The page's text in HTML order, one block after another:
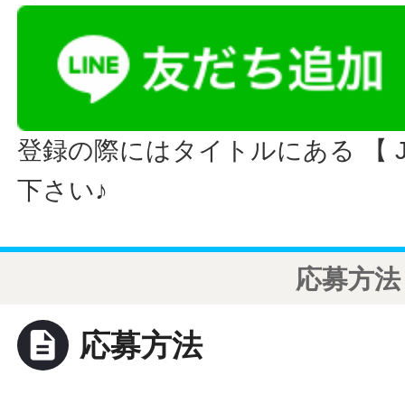
登録の際にはタイトルにある 【
下さい♪
応募方法
description 応募方法